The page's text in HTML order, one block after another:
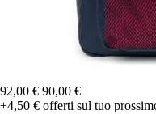
92,00 € 90,00 €
+4,50 € offerti sul tuo